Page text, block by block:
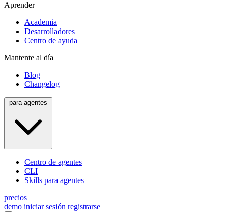
Aprender
Academia
Desarrolladores
Centro de ayuda
Mantente al día
Blog
Changelog
Centro de agentes
CLI
Skills para agentes
precios
demo iniciar sesión registrarse